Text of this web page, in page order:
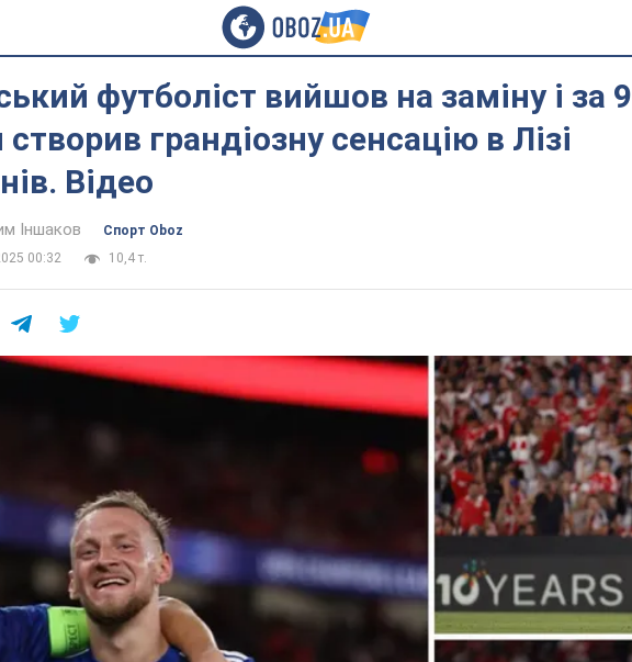
футболіст вийшов на заміну і за 9
грандіозну сенсацію в Лізі
Відео
Іншаков
Спорт Oboz
00:32
10,4 т.